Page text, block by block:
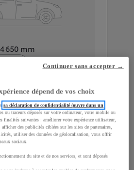
4 650 mm
mm
dépend de vos choix
sa déclaration de confidentialité (ouvre dans un
ou traceurs déposés sur votre ordinateur, votre mobile ou
finalités suivantes : améliorer votre expérience utilisateur,
afficher des publicités ciblées sur les sites de partenaires,
utiliser des données de géolocalisation, vous offrir
sociaux.
du site et de nos services, et sont déposés
Continuer sans accepter →